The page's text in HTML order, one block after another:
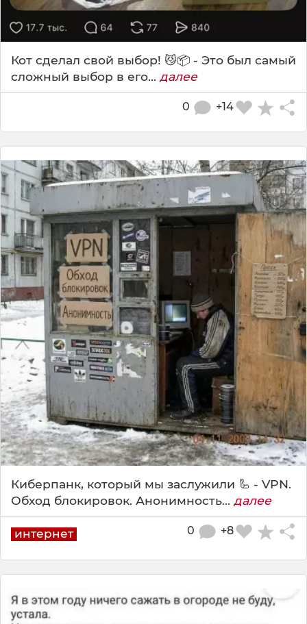
Кот сделал свой выбор! 😼📦 - Это был самый
сложный выбор в его... далее
+14
0
Киберпанк, который мы заслужили 🦾 - VPN.
Обход блокировок. Анонимность... далее
интернет +8
0